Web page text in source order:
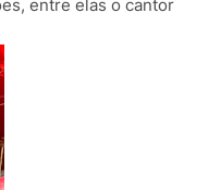
entre elas o cantor